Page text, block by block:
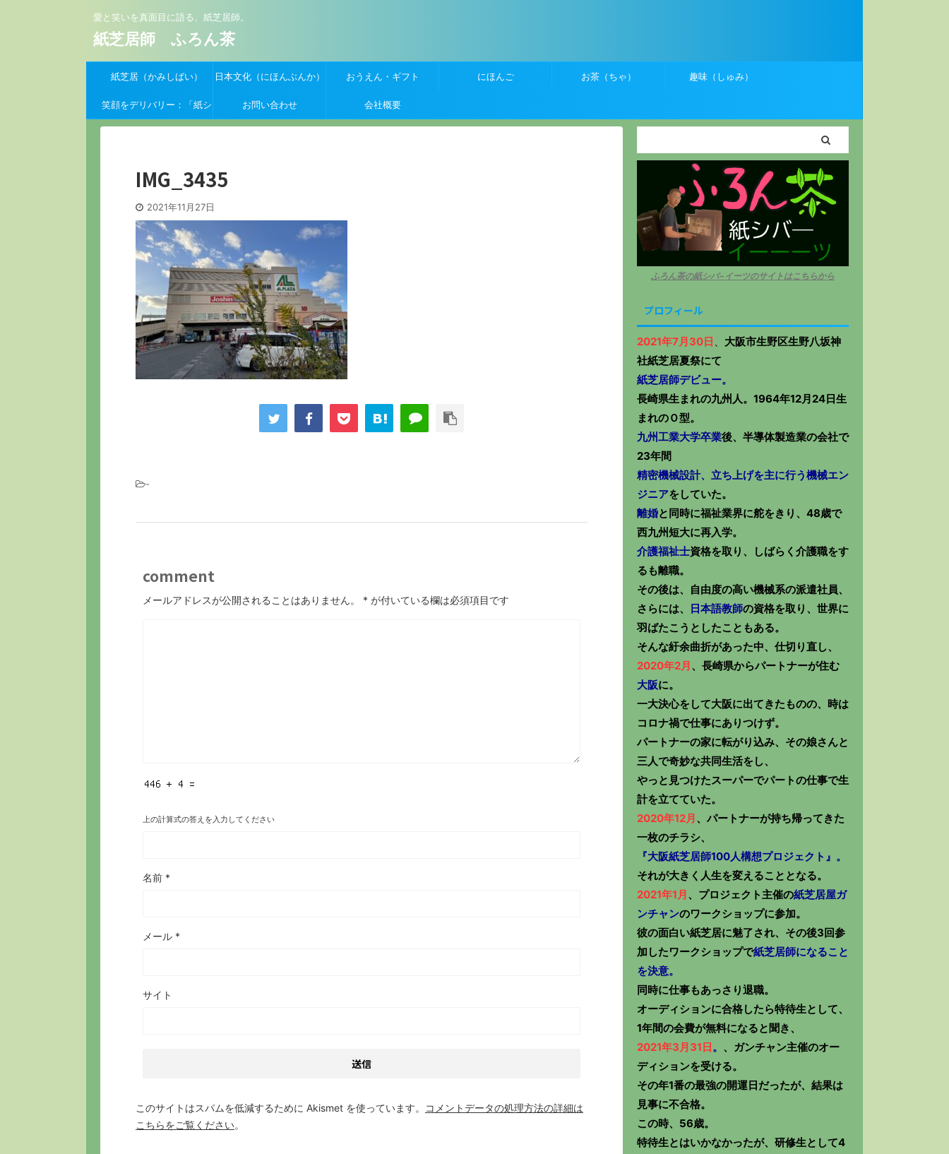
愛と笑いを真面目に語る、紙芝居師。
紙芝居師 ふろん茶
紙芝居（かみしばい） 日本文化（にほんぶんか） おうえん・ギフト にほんご お茶（ちゃ） 趣味（しゅみ）
笑顔をデリバリー：「紙シ お問い合わせ 会社概要
IMG_3435
2021年11月27日
-
comment
メールアドレスが公開されることはありません。 * が付いている欄は必須項目です
上の計算式の答えを入力してください
名前 *
メール *
サイト
このサイトはスパムを低減するために Akismet を使っています。
コメントデータの処理方法の詳細は
こちらをご覧ください。
ふろん茶の紙シバ−イーツのサイトはこちらから
プロフィール
2021年7月30日 、 大阪市生野区生野八坂神
社紙芝居夏祭にて
紙芝居師デビュー。
長崎県生まれの九州人。1964年12月24日生
まれのＯ型。
九州工業大学卒業後、半導体製造業の会社で
23年間
精密機械設計、立ち上げを主に行う機械エン
ジニアをしていた。
離婚と同時に福祉業界に舵をきり、48歳で
西九州短大に再入学。
介護福祉士資格を取り、しばらく介護職をす
るも離職。
その後は、自由度の高い機械系の派遣社員、
さらには、
日本語教師の資格を取り、世界に
羽ばたこうとしたこともある。
そんな紆余曲折があった中、仕切り直し、
2020年2月、長崎県からパートナーが住む
大阪に。
一大決心をして大阪に出てきたものの、時は
コロナ禍で仕事にありつけず。
パートナーの家に転がり込み、その娘さんと
三人で奇妙な共同生活をし、
やっと見つけたスーパーでパートの仕事で生
計を立てていた。
2020年12月、パートナーが持ち帰ってきた
一枚のチラシ、
『大阪紙芝居師100人構想プロジェクト』。
それが大きく人生を変えることとなる。
2021年1月、プロジェクト主催の紙芝居屋ガ
ンチャンのワークショップに参加。
彼の面白い紙芝居に魅了され、その後3回参
加したワークショップで紙芝居師になること
を決意。
同時に仕事もあっさり退職。
オーディションに合格したら特待生として、
1年間の会費が無料になると聞き、
2021年3月31日。 、ガンチャン主催のオー
ディションを受ける。
その年1番の最強の開運日だったが、結果は
見事に不合格。
この時、56歳。
特待生とはいかなかったが、研修生として4